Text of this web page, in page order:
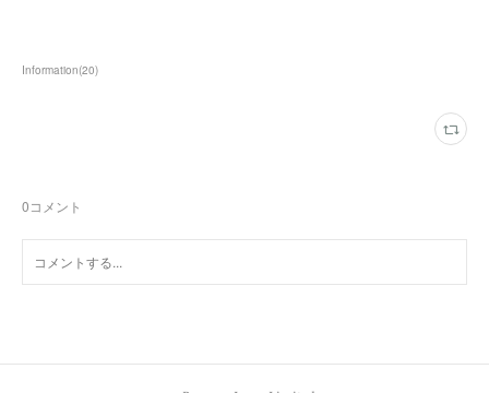
Information(20)
0コメント